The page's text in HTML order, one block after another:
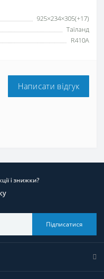
925×234×305(+17)
Таїланд
R410А
Написати відгук
і знижки?
Підписатися